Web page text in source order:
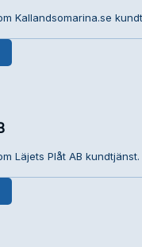
Kallandsomarina.se
Läjets Plåt AB kundtjänst.